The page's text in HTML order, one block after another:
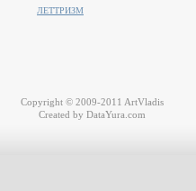
ЛЕТТРИЗМ
Copyright © 2009-2011 ArtVladis
Created by DataYura.com